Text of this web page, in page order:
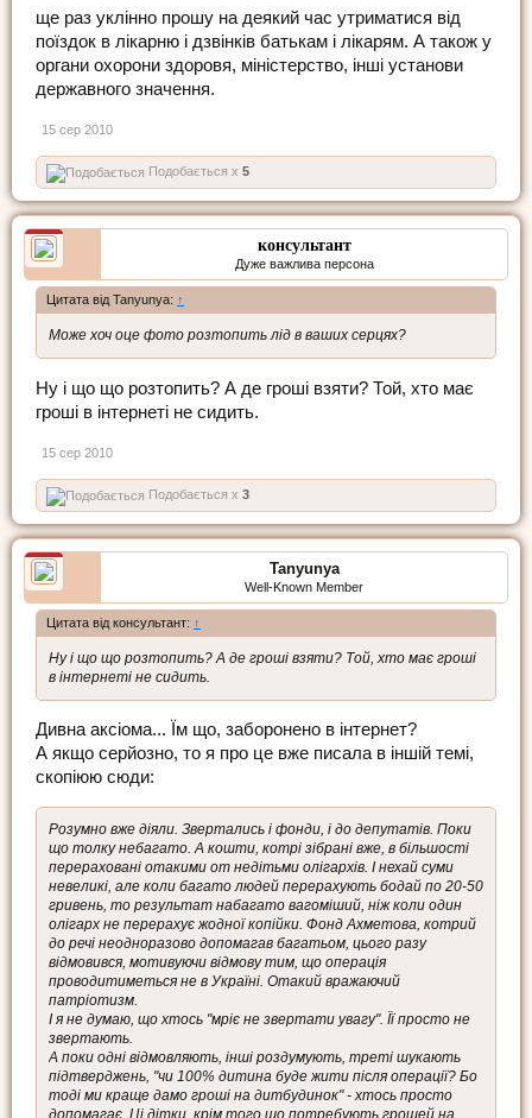
ще раз уклінно прошу на деякий час утриматися від
поїздок в лікарню і дзвінків батькам і лікарям. А також у
органи охорони здоровя, міністерство, інші установи
державного значення.
15 сер 2010
Подобається x 5
консультант
Дуже важлива персона
Цитата від Tanyunya: ↑
Може хоч оце фото розтопить лід в ваших серцях?
Ну і що що розтопить? А де гроші взяти? Той, хто має
гроші в інтернеті не сидить.
15 сер 2010
Подобається x 3
Tanyunya
Well-Known Member
Цитата від консультант: ↑
Ну і що що розтопить? А де гроші взяти? Той, хто має гроші
в інтернеті не сидить.
Дивна аксіома... Їм що, заборонено в інтернет?
А якщо серйозно, то я про це вже писала в іншій темі,
скопіюю сюди:
Розумно вже діяли. Звертались і фонди, і до депутатів. Поки
що толку небагато. А кошти, котрі зібрані вже, в більшості
перераховані отакими от недітьми олігархів. І нехай суми
невеликі, але коли багато людей перерахують бодай по 20-50
гривень, то результат набагато вагоміший, ніж коли один
олігарх не перерахує жодної копійки. Фонд Ахметова, котрий
до речі неодноразово допомагав багатьом, цього разу
відмовився, мотивуючи відмову тим, що операція
проводитиметься не в Україні. Отакий вражаючий
патріотизм.
І я не думаю, що хтось "мріє не звертати увагу". Її просто не
звертають.
А поки одні відмовляють, інші роздумують, треті шукають
підтверджень, "чи 100% дитина буде жити після операції? Бо
тоді ми краще дамо гроші на дитбудинок" - хтось просто
допомагає. Ці дітки, крім того що потребують грошей на